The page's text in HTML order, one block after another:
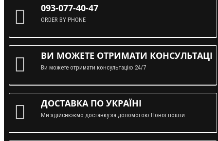
093-077-40-47
ORDER BY PHONE
ВИ МОЖЕТЕ ОТРИМАТИ
Ви можете отримати консультацію 24/7
ДОСТАВКА ПО УКРАЇНІ
Ми здійснюємо доставку за допомогою Нової пошти